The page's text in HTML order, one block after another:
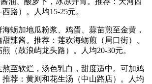
路）。人均15-25元。
海蛎加地瓜粉浆、鸡蛋、蒜苗煎至金黄，
辣酱。推荐：莲欢海蛎煎（局口街）、
（鼓浪屿龙头路）。人均20-30元。
熬至软烂，汤色乳白，甜度适中。可加鸡
荐：黄则和花生汤（中山路店）。人均